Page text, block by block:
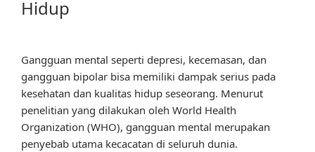
Hidup
Gangguan mental seperti depresi, kecemasan, dan
gangguan bipolar bisa memiliki dampak serius pada
kesehatan dan kualitas hidup seseorang. Menurut
penelitian yang dilakukan oleh World Health
Organization (WHO), gangguan mental merupakan
penyebab utama kecacatan di seluruh dunia.